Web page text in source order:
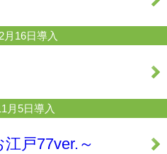
月16日導入
月5日導入
戸77ver.～